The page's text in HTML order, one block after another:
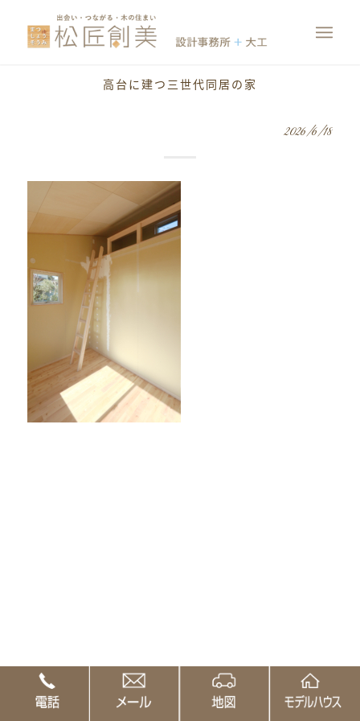
高台に建つ三世代同居の家
2026/6/18